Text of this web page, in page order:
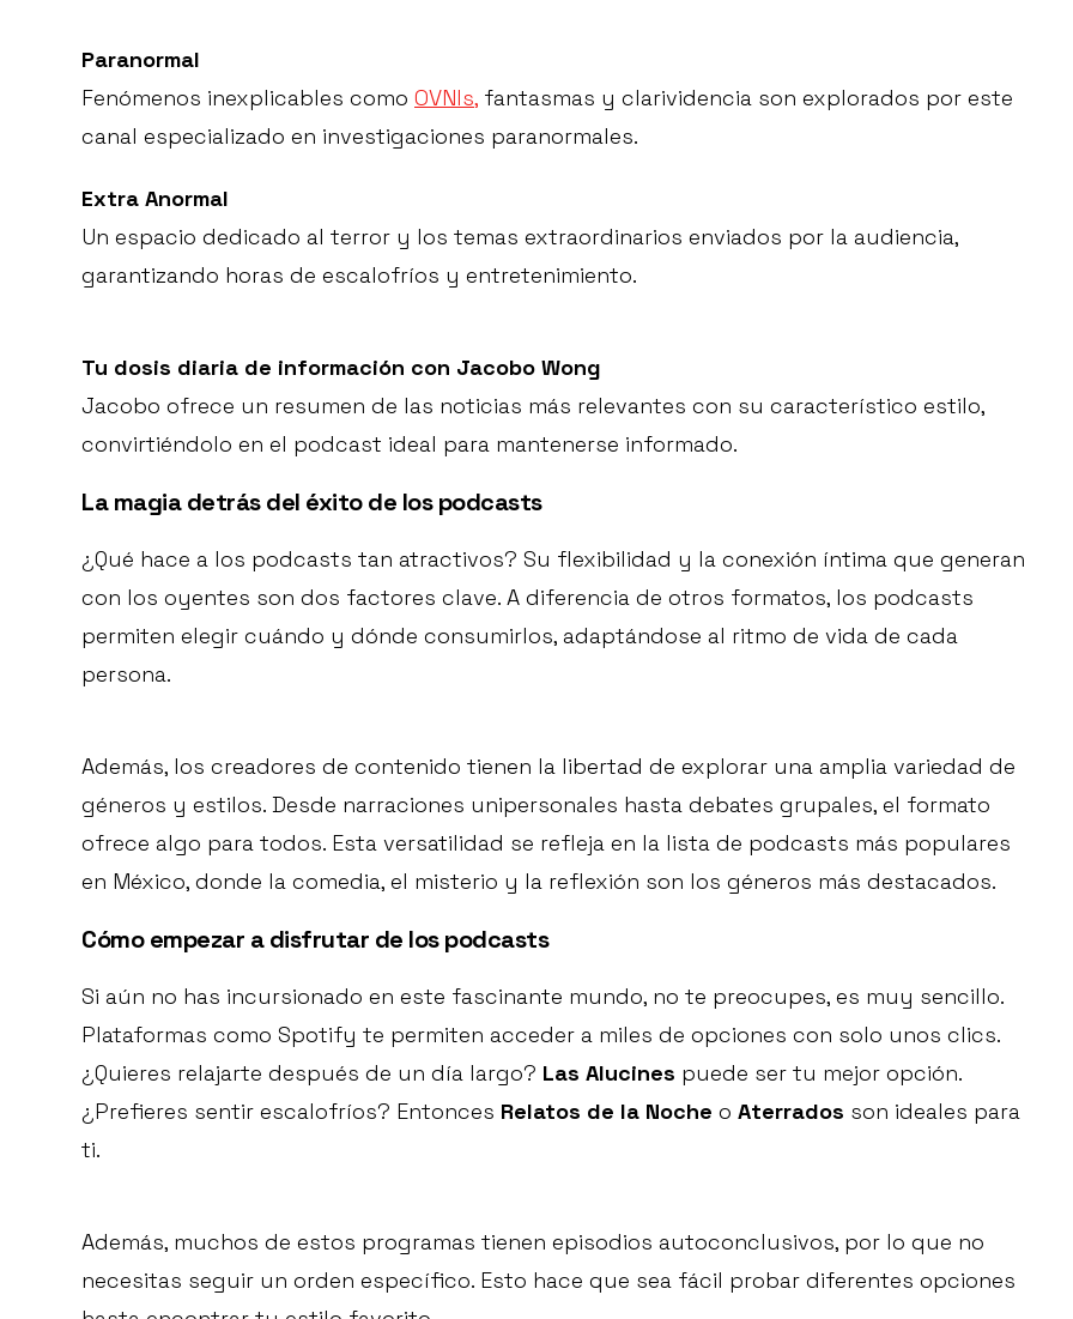
Paranormal
Fenómenos inexplicables como OVNIs, fantasmas y clarividencia son explorados por este
canal especializado en investigaciones paranormales.
Extra Anormal
Un espacio dedicado al terror y los temas extraordinarios enviados por la audiencia,
garantizando horas de escalofríos y entretenimiento.
Tu dosis diaria de información con Jacobo Wong
Jacobo ofrece un resumen de las noticias más relevantes con su característico estilo,
convirtiéndolo en el podcast ideal para mantenerse informado.
La magia detrás del éxito de los podcasts
¿Qué hace a los podcasts tan atractivos? Su flexibilidad y la conexión íntima que generan
con los oyentes son dos factores clave. A diferencia de otros formatos, los podcasts
permiten elegir cuándo y dónde consumirlos, adaptándose al ritmo de vida de cada
persona.
Además, los creadores de contenido tienen la libertad de explorar una amplia variedad de
géneros y estilos. Desde narraciones unipersonales hasta debates grupales, el formato
ofrece algo para todos. Esta versatilidad se refleja en la lista de podcasts más populares
en México, donde la comedia, el misterio y la reflexión son los géneros más destacados.
Cómo empezar a disfrutar de los podcasts
Si aún no has incursionado en este fascinante mundo, no te preocupes, es muy sencillo.
Plataformas como Spotify te permiten acceder a miles de opciones con solo unos clics.
¿Quieres relajarte después de un día largo? Las Alucines puede ser tu mejor opción.
¿Prefieres sentir escalofríos? Entonces Relatos de la Noche o Aterrados son ideales para
ti.
Además, muchos de estos programas tienen episodios autoconclusivos, por lo que no
necesitas seguir un orden específico. Esto hace que sea fácil probar diferentes opciones